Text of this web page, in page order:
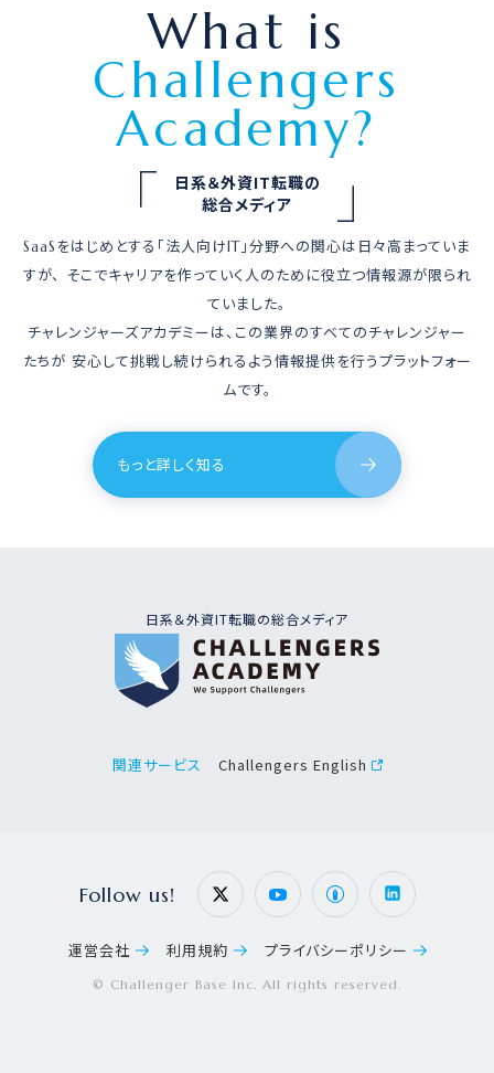
What is
Challengers
Academy?
日系＆外資IT転職の
総合メディア
SaaSをはじめとする「法人向けIT」分野への関心は日々高まっていま
すが、 そこでキャリアを作っていく人のために役立つ情報源が限られ
ていました。
チャレンジャーズアカデミーは、 この業界のすべてのチャレンジャー
たちが 安心して挑戦し続けられるよう情報提供を行うプラットフォー
ムです。
もっと詳しく知る
日系＆外資IT転職の総合メディア
関連サービス Challengers English
Follow us!
運営会社 利用規約 プライバシーポリシー
© Challenger Base Inc. All rights reserved.